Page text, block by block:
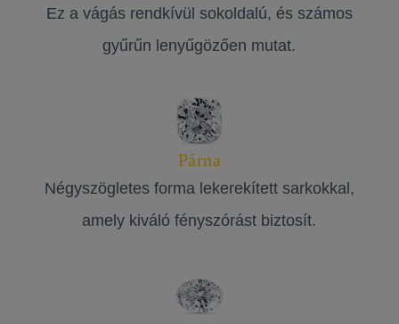
Ez a vágás rendkívül sokoldalú, és számos
gyűrűn lenyűgözően mutat.
Párna
Négyszögletes forma lekerekített sarkokkal,
amely kiváló fényszórást biztosít.